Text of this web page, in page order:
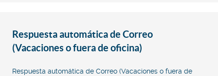
Respuesta automática de Correo
(Vacaciones o fuera de oficina)
Respuesta automática de Correo (Vacaciones o fuera de